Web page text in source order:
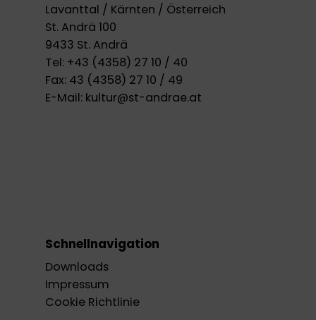
Lavanttal / Kärnten / Österreich
St. Andrä 100
9433 St. Andrä
Tel: +43 (4358) 27 10 / 40
Fax: 43 (4358) 27 10 / 49
E-Mail: kultur@st-andrae.at
Schnellnavigation
Downloads
Impressum
Cookie Richtlinie